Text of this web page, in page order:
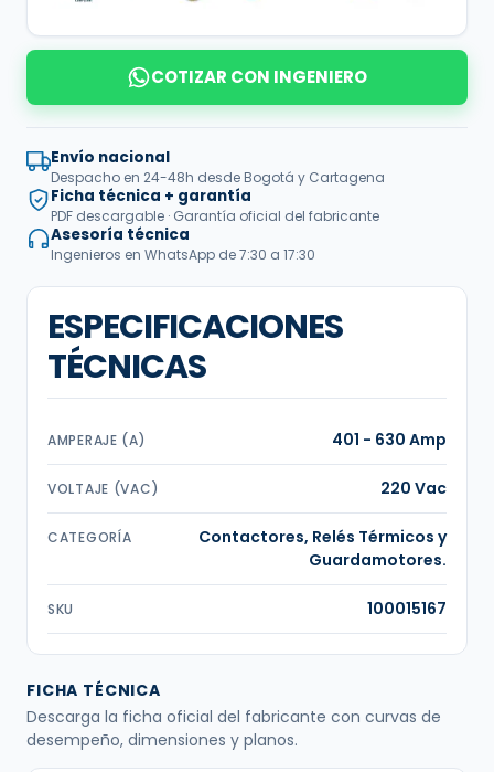
COTIZAR CON INGENIERO
Envío nacional
Despacho en 24-48h desde Bogotá y Cartagena
Ficha técnica + garantía
PDF descargable · Garantía oficial del fabricante
Asesoría técnica
Ingenieros en WhatsApp de 7:30 a 17:30
ESPECIFICACIONES
TÉCNICAS
AMPERAJE (A) 401 - 630 Amp
VOLTAJE (VAC) 220 Vac
CATEGORÍA
Contactores, Relés Térmicos y
Guardamotores.
SKU 100015167
FICHA TÉCNICA
Descarga la ficha oficial del fabricante con curvas de
desempeño, dimensiones y planos.